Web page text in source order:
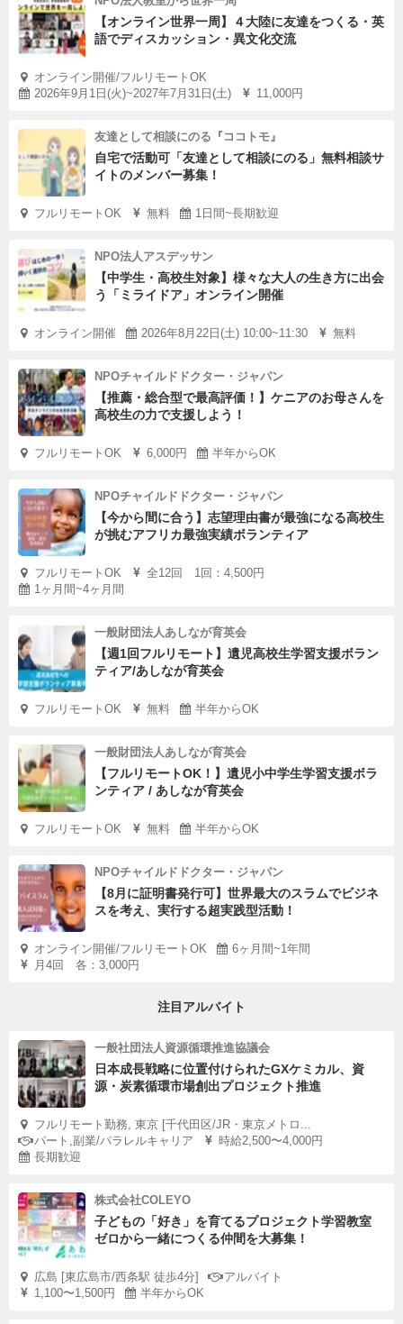
【オンライン世界一周】４大陸に友達をつくる・英
語でディスカッション・異文化交流
オンライン開催/フルリモートOK
2026年9月1日(火)~2027年7月31日(土)
11,000円
友達として相談にのる『ココトモ』
自宅で活動可「友達として相談にのる」無料相談サ
イトのメンバー募集！
フルリモートOK 無料 1日間~長期歓迎
NPO法人アスデッサン
【中学生・高校生対象】様々な大人の生き方に出会
う「ミライドア」オンライン開催
オンライン開催 2026年8月22日(土) 10:00~11:30 無料
NPOチャイルドドクター・ジャパン
【推薦・総合型で最高評価！】ケニアのお母さんを
高校生の力で支援しよう！
フルリモートOK 6,000円 半年からOK
NPOチャイルドドクター・ジャパン
【今から間に合う】志望理由書が最強になる高校生
が挑むアフリカ最強実績ボランティア
フルリモートOK
全12回 1回：4,500円
1ヶ月間~4ヶ月間
一般財団法人あしなが育英会
【週1回フルリモート】遺児高校生学習支援ボラン
ティア/あしなが育英会
フルリモートOK 無料 半年からOK
一般財団法人あしなが育英会
【フルリモートOK！】遺児小中学生学習支援ボラ
ンティア / あしなが育英会
フルリモートOK 無料 半年からOK
NPOチャイルドドクター・ジャパン
【8月に証明書発行可】世界最大のスラムでビジネ
スを考え、実行する超実践型活動！
オンライン開催/フルリモートOK
6ヶ月間~1年間
月4回 各：3,000円
注目アルバイト
一般社団法人資源循環推進協議会
日本成長戦略に位置付けられたGXケミカル、資
源・炭素循環市場創出プロジェクト推進
フルリモート勤務, 東京 [千代田区/JR・東京メトロ...
パート,副業/パラレルキャリア
時給2,500〜4,000円
長期歓迎
株式会社COLEYO
子どもの「好き」を育てるプロジェクト学習教室
ゼロから一緒につくる仲間を大募集！
広島 [東広島市/西条駅 徒歩4分]
アルバイト
1,100〜1,500円
半年からOK